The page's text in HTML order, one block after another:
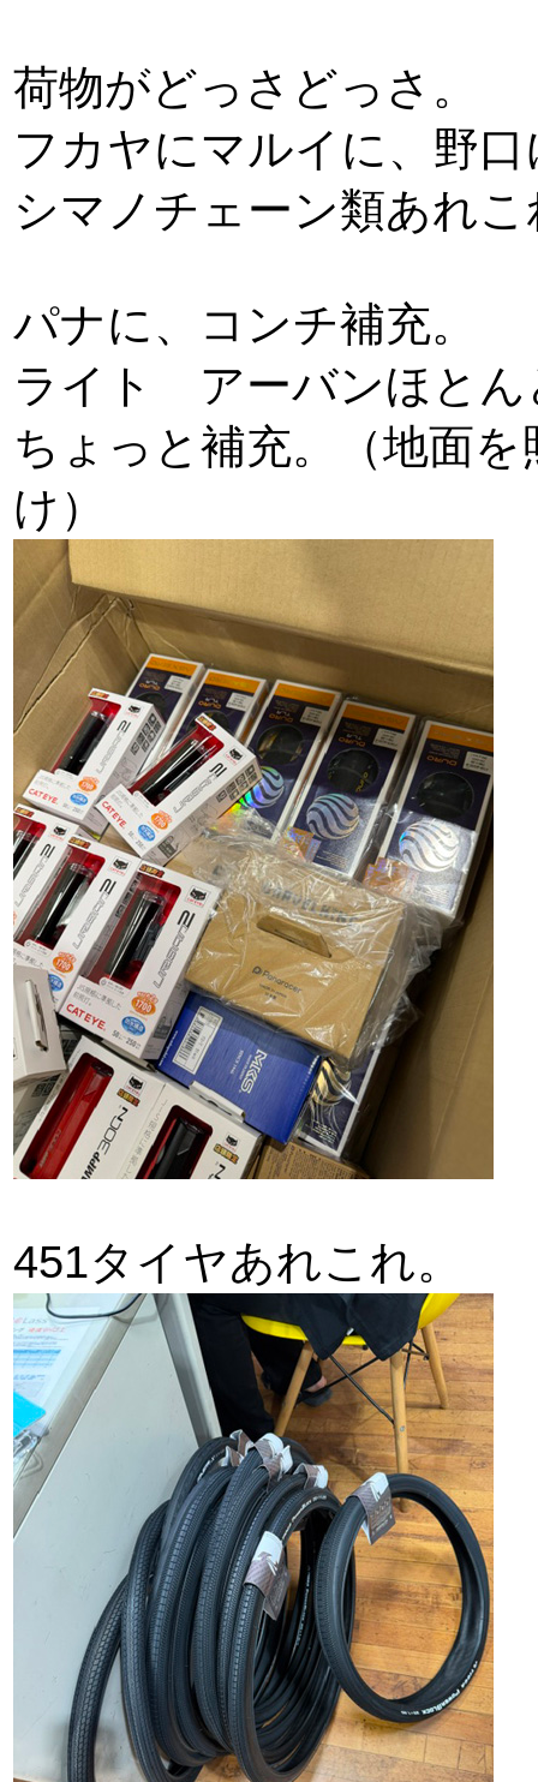
荷物がどっさどっさ。
フカヤにマルイに、野
シマノチェーン類あれこ
パナに、コンチ補充。
ライト アーバンほとん
ちょっと補充。（地面
け）
451タイヤあれこれ。